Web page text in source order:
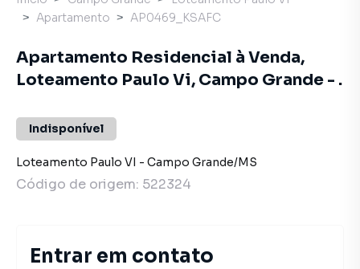
Apartamento
AP0469_KSAFC
Apartamento Residencial à Venda,
Loteamento Paulo Vi, Campo Grande - .
Indisponível
Loteamento Paulo VI - Campo Grande/MS
Código de origem: 522324
Entrar em contato